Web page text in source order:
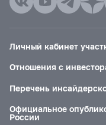
Личный кабинет
Отношения с
Перечень
Официальное
России